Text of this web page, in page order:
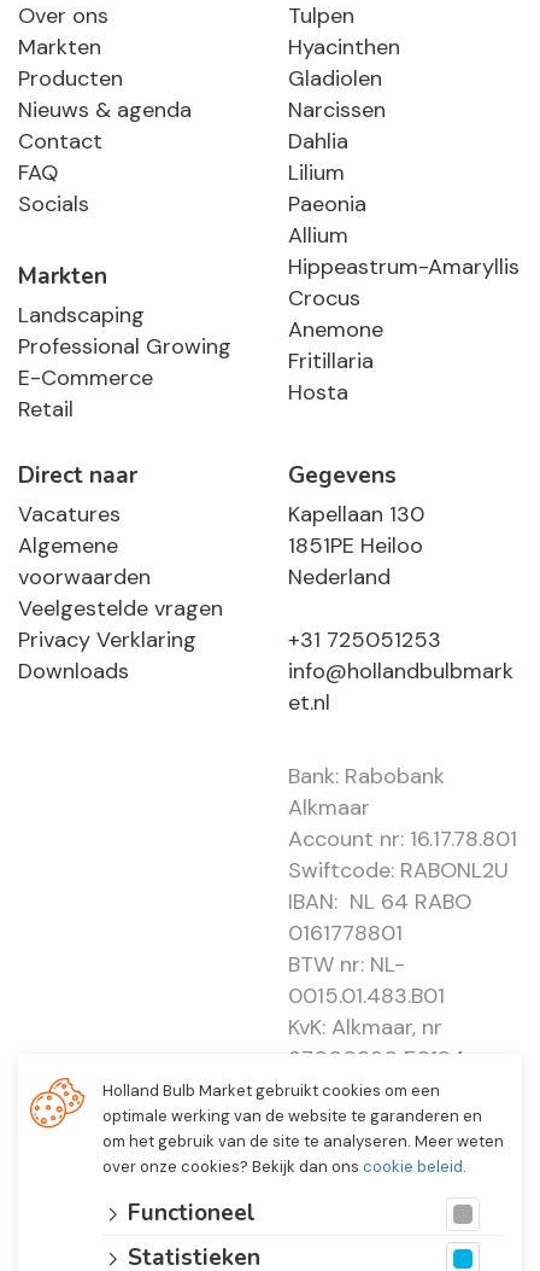
Over ons
Markten
Producten
Nieuws & agenda
Contact
FAQ
Socials
Markten
Landscaping
Professional Growing
E-Commerce
Retail
Tulpen
Hyacinthen
Gladiolen
Narcissen
Dahlia
Lilium
Paeonia
Allium
Hippeastrum-Amaryllis
Crocus
Anemone
Fritillaria
Hosta
Direct naar
Vacatures
Algemene
voorwaarden
Veelgestelde vragen
Privacy Verklaring
Downloads
Gegevens
Kapellaan 130
1851PE Heiloo
Nederland
+31 725051253
info@hollandbulbmark
et.nl
Bank: Rabobank
Alkmaar
Account nr: 16.17.78.801
Swiftcode: RABONL2U
IBAN: NL 64 RABO
0161778801
BTW nr: NL-
0015.01.483.B01
KvK: Alkmaar, nr
37000830 E0194 -
EBO 505
Holland Bulb Market gebruikt cookies om een
optimale werking van de website te garanderen en
om het gebruik van de site te analyseren. Meer weten
over onze cookies? Bekijk dan ons cookie beleid.
Functioneel
Statistieken